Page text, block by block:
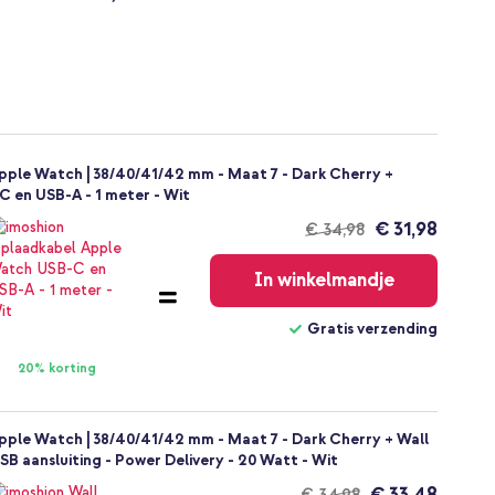
Watch | 38/40/41/42 mm - Maat 7 - Dark Cherry +
en USB-A - 1 meter - Wit
20% korting
€ 34,98
Gratis
verzending
€ 31,98
In winkelmandje
Gratis verzending
Watch | 38/40/41/42 mm - Maat 7 - Dark Cherry + Wall
aansluiting - Power Delivery - 20 Watt - Wit